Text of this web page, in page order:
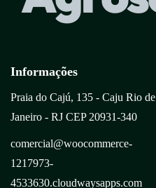
Informações
Praia do Cajú, 135 - Caju Rio de
Janeiro - RJ CEP 20931-340
comercial@woocommerce-
1217973-
4533630.cloudwaysapps.com